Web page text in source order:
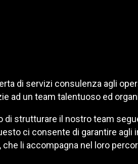
di servizi consulenza agli
ad un team talentuoso ed
di strutturare il nostro team
ci consente di garantire agli
li accompagna nel loro